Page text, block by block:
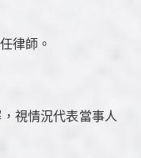
律師。
視情況代表當事人